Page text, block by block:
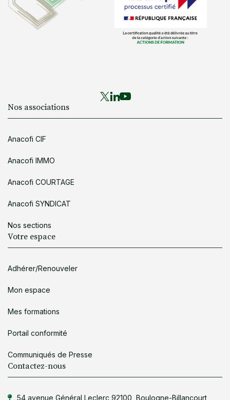
Nos associations
Anacofi CIF
Anacofi IMMO
Anacofi COURTAGE
Anacofi SYNDICAT
Nos sections
Votre espace
Adhérer/Renouveler
Mon espace
Mes formations
Portail conformité
Communiqués de Presse
Contactez-nous
54 avenue Général Leclerc 92100, Boulogne-Billancourt